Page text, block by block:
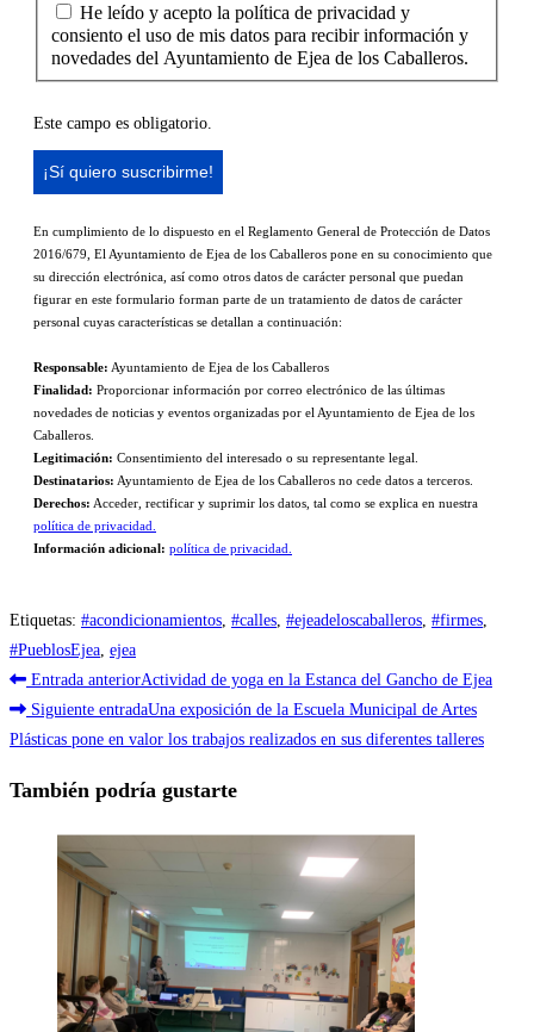
He leído y acepto la política de privacidad y
consiento el uso de mis datos para recibir información y
novedades del Ayuntamiento de Ejea de los Caballeros.
Este campo es obligatorio.
En cumplimiento de lo dispuesto en el Reglamento General de Protección de Datos
2016/679, El Ayuntamiento de Ejea de los Caballeros pone en su conocimiento que
su dirección electrónica, así como otros datos de carácter personal que puedan
figurar en este formulario forman parte de un tratamiento de datos de carácter
personal cuyas características se detallan a continuación:
Responsable: Ayuntamiento de Ejea de los Caballeros
Finalidad: Proporcionar información por correo electrónico de las últimas
novedades de noticias y eventos organizadas por el Ayuntamiento de Ejea de los
Caballeros.
Legitimación: Consentimiento del interesado o su representante legal.
Destinatarios: Ayuntamiento de Ejea de los Caballeros no cede datos a terceros.
Derechos: Acceder, rectificar y suprimir los datos, tal como se explica en nuestra
política de privacidad.
Información adicional: política de privacidad.
Etiquetas: #acondicionamientos #calles #ejeadeloscaballeros #firmes
#PueblosEjea ejea
Leer
más
artículos
Entrada anteriorActividad de yoga en la Estanca del Gancho de Ejea
Siguiente entradaUna exposición de la Escuela Municipal de Artes
Plásticas pone en valor los trabajos realizados en sus diferentes talleres
También podría gustarte